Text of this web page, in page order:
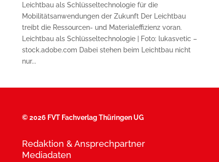
Leichtbau als Schlüsseltechnologie für die
Mobilitätsanwendungen der Zukunft Der Leichtbau
treibt die Ressourcen- und Materialeffizienz voran.
Leichtbau als Schlüsseltechnologie | Foto: lukasvetic –
stock.adobe.com Dabei stehen beim Leichtbau nicht
nur...
©2026 FVT Fachverlag Thüringen UG
Redaktion & Ansprechpartner
Mediadaten